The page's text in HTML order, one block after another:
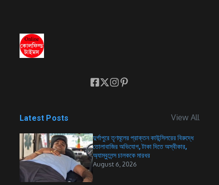
Latest Posts View All
দুর্গাপুরে তৃণমূলের প্রাক্তন কাউন্সিলরের বিরুদ্ধে
তোলাবাজির অভিযোগ, টাকা দিতে অস্বীকার,
অ্যাম্বুলেন্স চালককে মারধর
August 6, 2026